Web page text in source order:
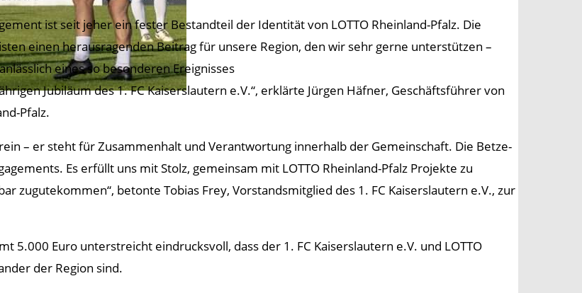
ist seit jeher ein fester Bestandteil der Identität von LOTTO Rheinland-Pfalz. Die
einen herausragenden Beitrag für unsere Region, den wir sehr gerne unterstützen –
eines so besonderen Ereignisses
Jubiläum des 1. FC Kaiserslautern e.V.“, erklärte Jürgen Häfner, Geschäftsführer von
Pfalz.
– er steht für Zusammenhalt und Verantwortung innerhalb der Gemeinschaft. Die Betze-
Es erfüllt uns mit Stolz, gemeinsam mit LOTTO Rheinland-Pfalz Projekte zu
zugutekommen“, betonte Tobias Frey, Vorstandsmitglied des 1. FC Kaiserslautern e.V., zur
5.000 Euro unterstreicht eindrucksvoll, dass der 1. FC Kaiserslautern e.V. und LOTTO
der Region sind.